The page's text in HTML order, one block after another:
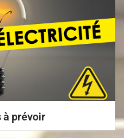
à prévoir